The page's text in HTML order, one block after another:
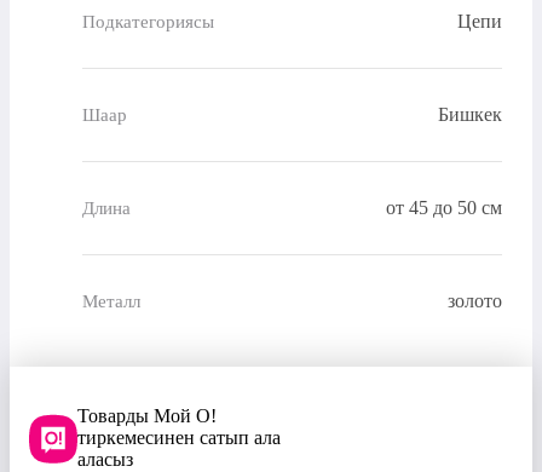
Подкатегориясы Цепи
Шаар Бишкек
Длина от 45 до 50 см
Металл золото
Товарды Мой О!
тиркемесинен сатып ала
аласыз